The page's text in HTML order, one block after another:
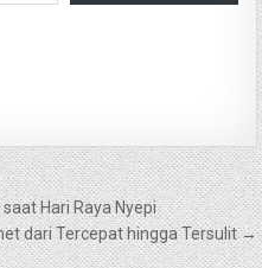
Hari Raya Nyepi
dari Tercepat hingga Tersulit →